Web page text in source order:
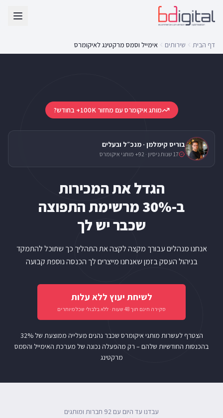
דף הבית שירותים אימייל וסמס מרקטינג לאיקומרס
מותג איקומרס עם מחזור 100K+ בחודש?
בוריס קימלמן · מנכ״ל ובעלים
17 שנות ניסיון · 92+ מותגי איקומרס
שכבר יש לך
אנחנו מנהלים עבורך מקצה לקצה את התהליך כך שתוכל להתמקד
בניהול העסק בזמן שאנחנו מייצרים לך הכנסה נוספת קבועה
לשיחת יעוץ ללא עלות
סקירה חינם תוך 48 שעות · ללא בלבולי שכל מיותרים
הצטרף לעשרות מותגי איקומרס שכבר נהנים מעלייה ממוצעת של 32%
בהכנסות החודשיות שלהם – רק מהפעלה נכונה של מערכת האימייל והסמס
מרקטינג
עבדנו עד היום עם 92 חברות ומותגים